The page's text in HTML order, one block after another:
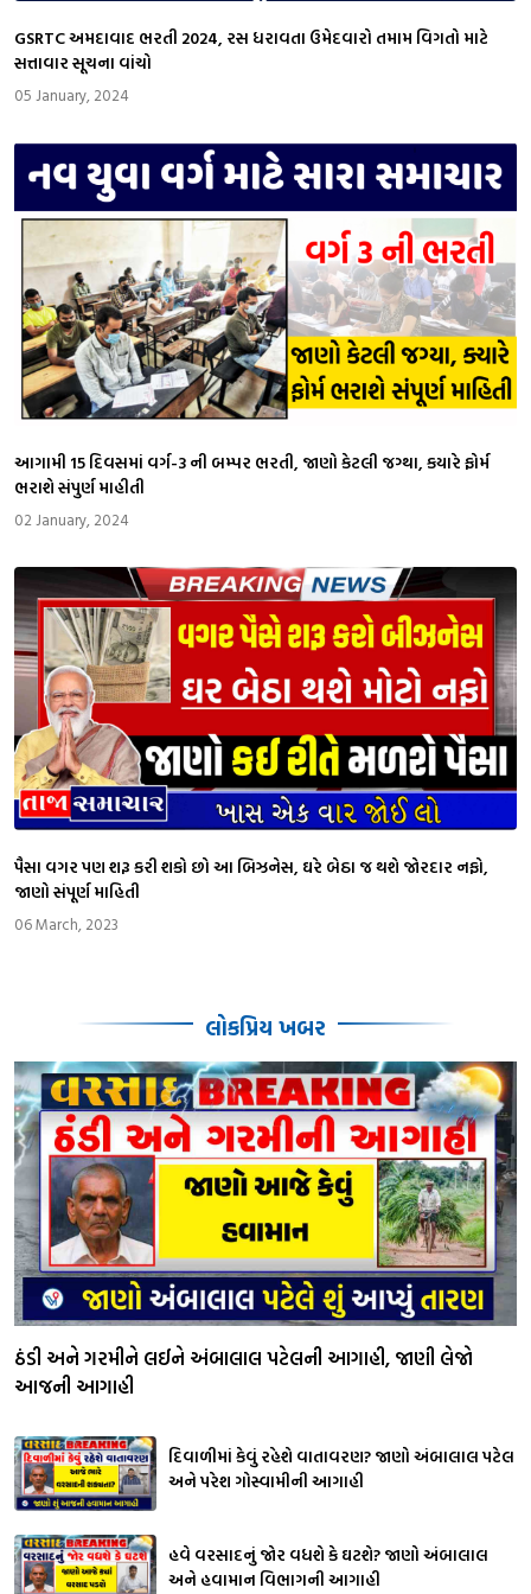
GSRTC અમદાવાદ ભરતી 2024, રસ ધરાવતા ઉમેદવારો તમામ વિગતો માટે
સત્તાવાર સૂચના વાંચો
05 January, 2024
આગામી 15 દિવસમાં વર્ગ-3 ની બમ્પર ભરતી, જાણો કેટલી જગ્થા, કયારે ફોર્મ
ભરાશે સંપુર્ણ માહીતી
02 January, 2024
પૈસા વગર પણ શરૂ કરી શકો છો આ બિઝનેસ, ઘરે બેઠા જ થશે જોરદાર નફો,
જાણો સંપૂર્ણ માહિતી
06 March, 2023
લોકપ્રિય ખબર
ઠંડી અને ગરમીને લઈને અંબાલાલ પટેલની આગાહી, જાણી લેજો
આજની આગાહી
દિવાળીમાં કેવું રહેશે વાતાવરણ? જાણો અંબાલાલ પટેલ
અને પરેશ ગોસ્વામીની આગાહી
હવે વરસાદનું જોર વધશે કે ઘટશે? જાણો અંબાલાલ
અને હવામાન વિભાગની આગાહી